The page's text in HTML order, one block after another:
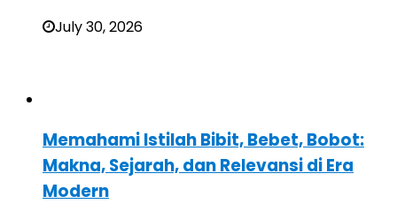
July 30, 2026
Memahami Istilah Bibit, Bebet, Bobot:
Makna, Sejarah, dan Relevansi di Era
Modern